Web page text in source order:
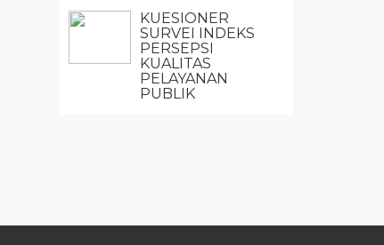
KUESIONER
SURVEI INDEKS
PERSEPSI
KUALITAS
PELAYANAN
PUBLIK